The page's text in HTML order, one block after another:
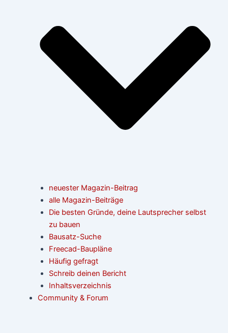
neuester Magazin-Beitrag
alle Magazin-Beiträge
Die besten Gründe, deine Lautsprecher selbst
zu bauen
Bausatz-Suche
Freecad-Baupläne
Häufig gefragt
Schreib deinen Bericht
Inhaltsverzeichnis
Community & Forum